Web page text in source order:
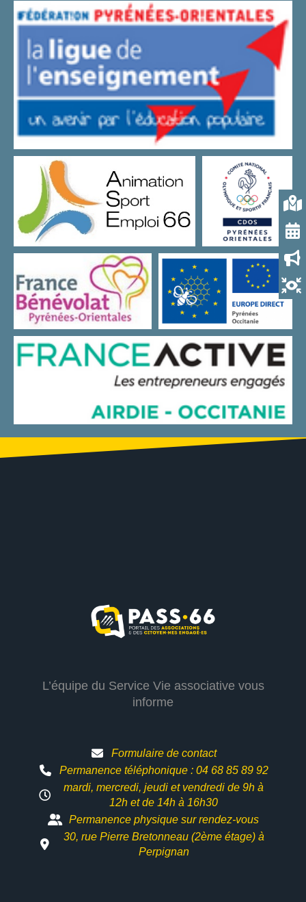
L’équipe du Service Vie associative vous
informe
Formulaire de contact
Permanence téléphonique : 04 68 85 89 92
mardi, mercredi, jeudi et vendredi de 9h à
12h etde 14h à 16h30
Permanence physique sur rendez-vous
30, rue Pierre Bretonneau (2ème étage) à
Perpignan